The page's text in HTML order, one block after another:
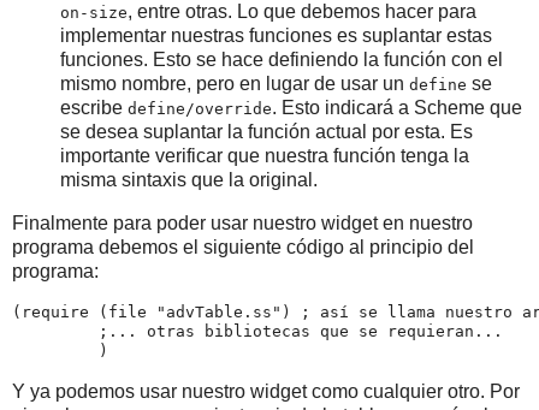
on-size, entre otras. Lo que debemos hacer para
implementar nuestras funciones es suplantar estas
funciones. Esto se hace definiendo la función con el
mismo nombre, pero en lugar de usar un define se
escribe define/override. Esto indicará a Scheme que
se desea suplantar la función actual por esta. Es
importante verificar que nuestra función tenga la
misma sintaxis que la original.
Finalmente para poder usar nuestro widget en nuestro
programa debemos el siguiente código al principio del
programa:
(require (file "advTable.ss") ; así se llama nuestro
         ;... otras bibliotecas que se requieran...
         )
Y ya podemos usar nuestro widget como cualquier otro. Por